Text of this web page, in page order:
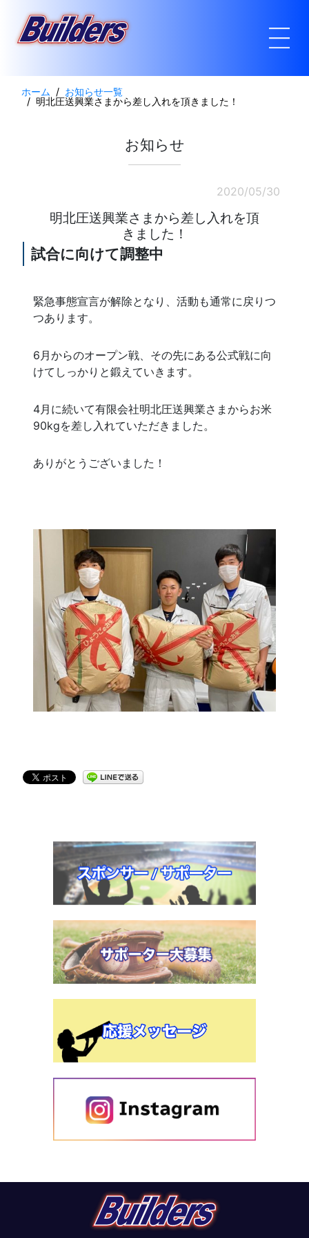
ホーム
お知らせ一覧
明北圧送興業さまから差し入れを頂きました！
お知らせ
2020/05/30
明北圧送興業さまから差し入れを頂
きました！
試合に向けて調整中
緊急事態宣言が解除となり、活動も通常に戻りつ
つあります。
6月からのオープン戦、その先にある公式戦に向
けてしっかりと鍛えていきます。
4月に続いて有限会社明北圧送興業さまからお米
90kgを差し入れていただきました。
ありがとうございました！